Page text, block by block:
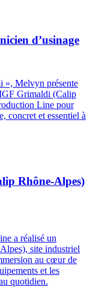
d’usinage
», Melvyn présente
Grimaldi (Calip
Line pour
concret et essentiel à
Rhône-Alpes)
a réalisé un
site industriel
au cœur de
et les
quotidien.